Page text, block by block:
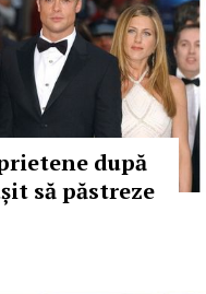
după
să păstreze